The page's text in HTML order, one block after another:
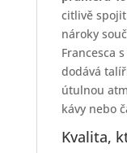
citlivě
nároky
Francesca
dodává
útulnou
kávy nebo
Kvalita,